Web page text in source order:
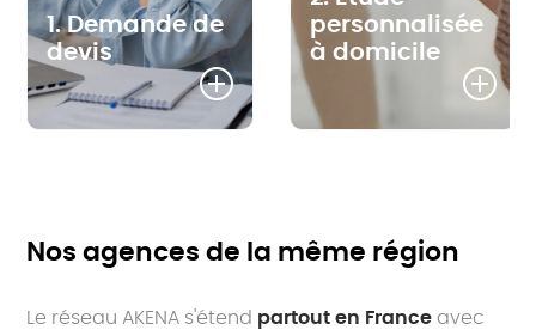
1. Demande de
devis
personnalisée
à domicile
Nos agences de la même région
Le réseau AKENA s'étend partout en France avec